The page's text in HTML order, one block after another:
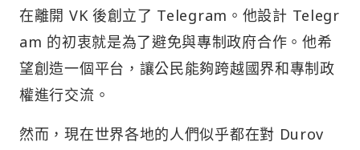
在離開 VK 後創立了 Telegram。他設計 Telegr
am 的初衷就是為了避免與專制政府合作。他希
望創造一個平台，讓公民能夠跨越國界和專制政
權進行交流。
然而，現在世界各地的人們似乎都在對 Durov